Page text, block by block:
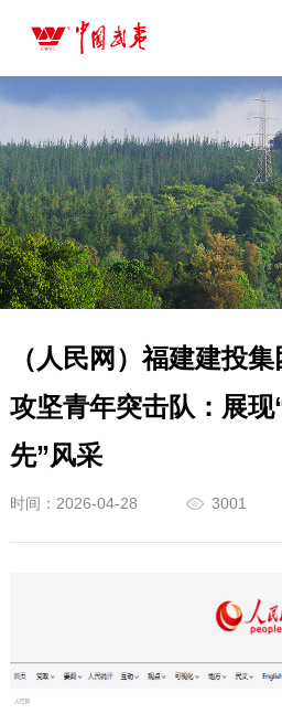
（人民网）福建建投
攻坚青年突击队：展
先”风采
时间：2026-04-28 3001